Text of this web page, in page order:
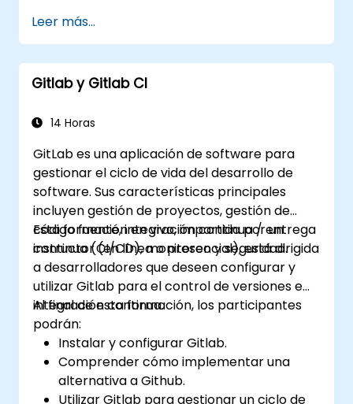
entorno cloud contenedORIZado.
Leer más...
Gitlab y Gitlab CI
14 Horas
GitLab es una aplicación de software para
gestionar el ciclo de vida del desarrollo de
software. Sus características principales
incluyen gestión de proyectos, gestión de
código fuente, integración continua / entrega
continua (CI/CD), monitoreo y seguridad.
Esta formación en vivo, impartida por un
instructor (en línea o presencial), está dirigida
a desarrolladores que deseen configurar y
utilizar Gitlab para el control de versiones e
integración continua.
Al final de esta formación, los participantes
podrán:
Instalar y configurar Gitlab.
Comprender cómo implementar una
alternativa a Github.
Utilizar Gitlab para gestionar un ciclo de